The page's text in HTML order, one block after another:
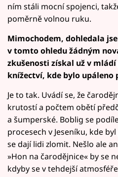
ním stáli mocní spojenci,
poměrně volnou ruku.
Mimochodem, dohledala
v tomto ohledu žádným
zkušenosti získal už v
knížectví, kde bylo upáleno
Je to tak. Uvádí se, že
krutostí a počtem obětí
a šumperské. Boblig se
procesech v Jeseníku, kde
se dají lidi zlomit. Nešlo ale
»Hon na čarodějnice« by se
kdyby se v tehdejší